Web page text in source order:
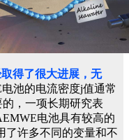
得了很大进展，无
池的电流密度j值通常
，一项长期研究表
电池具有较高的
了许多不同的变量和不